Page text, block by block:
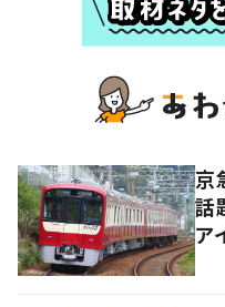
京
話
ア